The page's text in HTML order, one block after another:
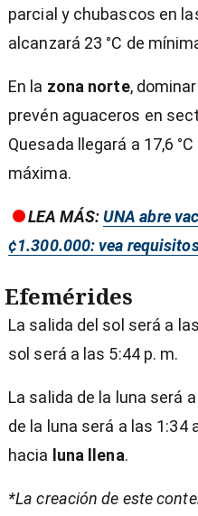
parcial y chubascos en
alcanzará 23 °C de
En la zona norte,
prevén aguaceros en
Quesada llegará a 17,6
máxima.
LEA MÁS:UNA abre
¢1.300.000: vea
Efemérides
La salida del sol será a
sol será a las 5:44 p. m.
La salida de la luna será
de la luna será a las 1:34
hacia luna llena.
*La creación de este